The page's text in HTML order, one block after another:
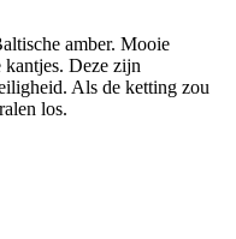
amber. Mooie
kantjes. Deze zijn
Als de ketting zou
los.